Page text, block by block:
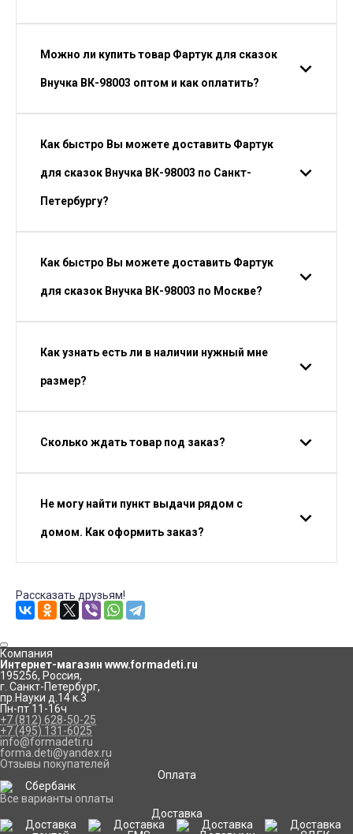
Можно ли купить товар Фартук для сказок
Внучка ВК-98003 оптом и как оплатить?
Как быстро Вы можете доставить Фартук
для сказок Внучка ВК-98003 по Санкт-
Петербургу?
Как быстро Вы можете доставить Фартук
для сказок Внучка ВК-98003 по Москве?
Как узнать есть ли в наличии нужный мне
размер?
Сколько ждать товар под заказ?
Не могу найти пункт выдачи рядом с
домом. Как оформить заказ?
Рассказать друзьям!
Компания
Интернет-магазин www.formadeti.ru
195256, Россия,
г. Санкт-Петербург,
пр.Науки д.14 к.3
Пн-пт 11-16ч
+7 (812) 628-50-25
+7 (495) 131-6025
info@formadeti.ru
forma.deti@yandex.ru
Отзывы покупателей
Оплата
Все варианты оплаты
Доставка